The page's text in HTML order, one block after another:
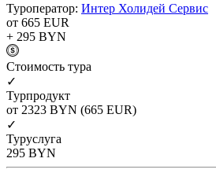
Туроператор: Интер Холидей Сервис
от 665 EUR
+ 295 BYN
Cтоимость тура
✓
Турпродукт
от 2323 BYN (665 EUR)
✓
Туруслуга
295 BYN